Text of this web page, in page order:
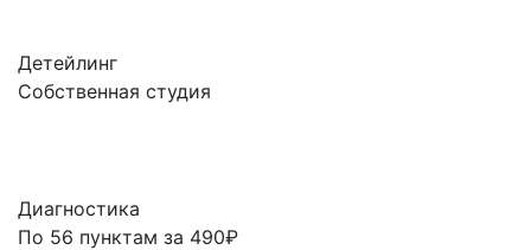
Детейлинг
Собственная студия
Диагностика
По 56 пунктам за 490₽